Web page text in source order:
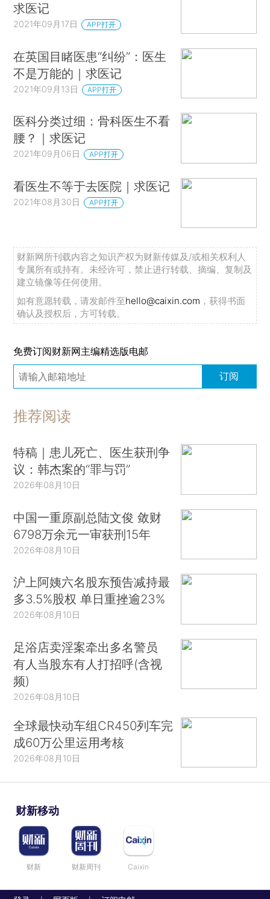
求医记
2021年09月17日 APP打开
在英国目睹医患“纠纷”：医生
不是万能的｜求医记
2021年09月13日 APP打开
医科分类过细：骨科医生不看
腰？｜求医记
2021年09月06日 APP打开
看医生不等于去医院｜求医记
2021年08月30日 APP打开
财新网所刊载内容之知识产权为财新传媒及/或相关权利人
专属所有或持有。未经许可，禁止进行转载、摘编、复制及
建立镜像等任何使用。
如有意愿转载，请发邮件至hello@caixin.com ，获得书面
确认及授权后，方可转载。
免费订阅财新网主编精选版电邮
订阅
推荐阅读
特稿｜患儿死亡、医生获刑争
议：韩杰案的“罪与罚”
2026年08月10日
中国一重原副总陆文俊 敛财
6798万余元一审获刑15年
2026年08月10日
沪上阿姨六名股东预告减持最
多3.5%股权 单日重挫逾23%
2026年08月10日
足浴店卖淫案牵出多名警员
有人当股东有人打招呼(含视
频)
2026年08月10日
全球最快动车组CR450列车完
成60万公里运用考核
2026年08月10日
财新移动
财新 财新周刊 Caixin